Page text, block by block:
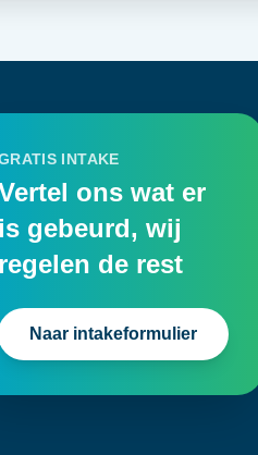
INTAKE
ons wat er
is gebeurd, wij
regelen de rest
Naar intakeformulier